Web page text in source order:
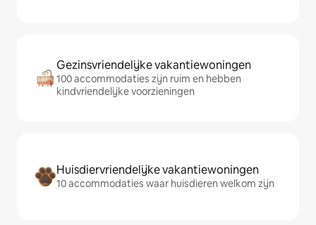
Gezinsvriendelijke vakantiewoningen
100 accommodaties zijn ruim en hebben
kindvriendelijke voorzieningen
Huisdiervriendelijke vakantiewoningen
10 accommodaties waar huisdieren welkom zijn